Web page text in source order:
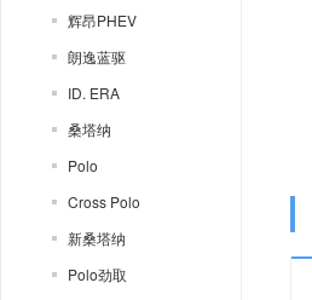
辉昂PHEV
朗逸蓝驱
ID. ERA
桑塔纳
Polo
Cross Polo
新桑塔纳
Polo劲取